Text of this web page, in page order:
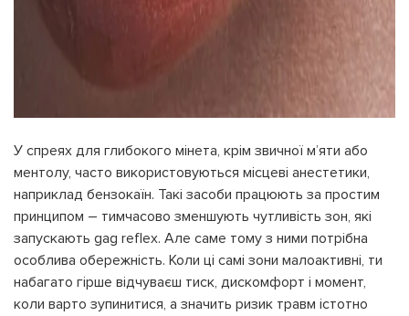
У спреях для глибокого мінета, крім звичної м’яти або
ментолу, часто використовуються місцеві анестетики,
наприклад бензокаїн. Такі засоби працюють за простим
принципом – тимчасово зменшують чутливість зон, які
запускають gag reflex. Але саме тому з ними потрібна
особлива обережність. Коли ці самі зони малоактивні, ти
набагато гірше відчуваєш тиск, дискомфорт і момент,
коли варто зупинитися, а значить ризик травм істотно